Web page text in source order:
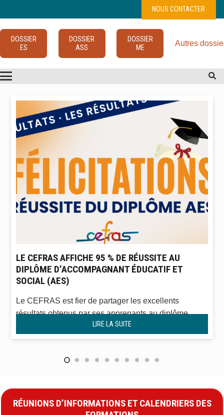
NOUS CONTACTER
DOSSIER
ES
DOSSIER
ASS
DOSSIER
ME
Autres
LE CEFRAS AFFICHE 95 % DE RÉUSSITE AU
DIPLÔME D’ACCOMPAGNANT ÉDUCATIF ET
SOCIAL (AES)
Le CEFRAS est fier de partager les excellents
résultats obtenus par ses apprenants au diplôme
d’État d’Accompagnant Éducatif…
LIRE LA SUITE
RÉUNIONS D’INFORMATIONS ET CALENDRIERS DES